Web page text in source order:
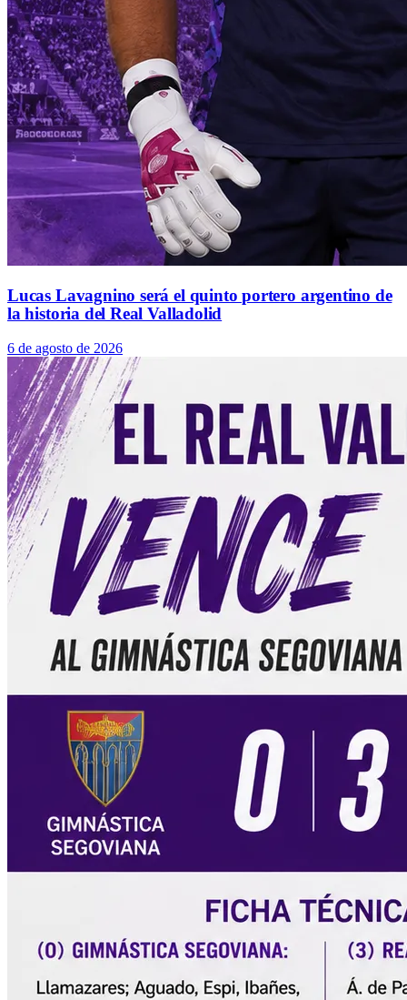
Lucas Lavagnino será el quinto portero argentino de
la historia del Real Valladolid
6 de agosto de 2026